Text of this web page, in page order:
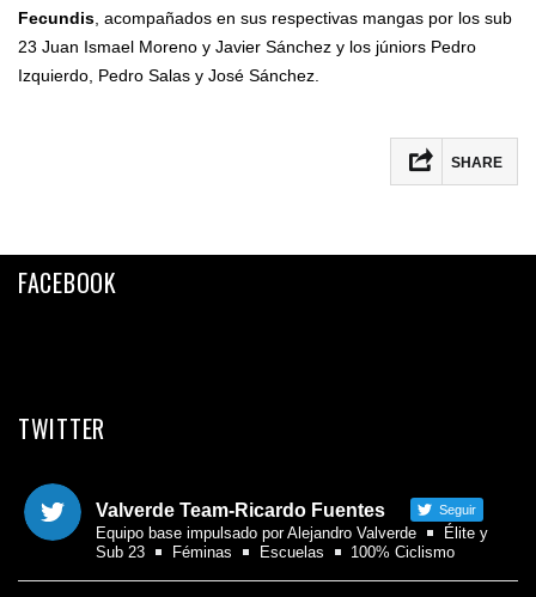
Fecundis , acompañados en sus respectivas mangas por los sub
23 Juan Ismael Moreno y Javier Sánchez y los júniors Pedro
Izquierdo, Pedro Salas y José Sánchez.
SHARE
Twitter
FACEBOOK
TWITTER
Valverde Team-Ricardo Fuentes Seguir
Equipo base impulsado por Alejandro Valverde
Élite y
Sub 23
Féminas Escuelas 100% Ciclismo